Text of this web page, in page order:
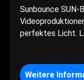
Sunbounce SUN-
perfektes Licht.
Weitere